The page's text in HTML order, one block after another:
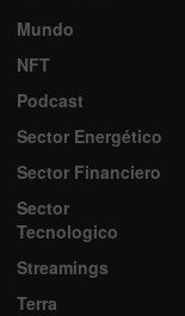
Mundo
NFT
Podcast
Sector Energético
Sector Financiero
Sector
Tecnologico
Streamings
Terra